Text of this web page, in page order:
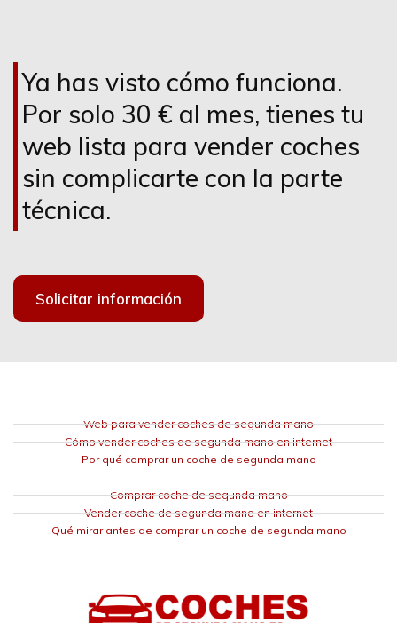
Ya has visto cómo funciona.
Por solo 30 € al mes, tienes tu
web lista para vender coches
sin complicarte con la parte
técnica.
Solicitar información
Web para vender coches de segunda mano
Cómo vender coches de segunda mano en internet
Por qué comprar un coche de segunda mano
Comprar coche de segunda mano
Vender coche de segunda mano en internet
Qué mirar antes de comprar un coche de segunda mano